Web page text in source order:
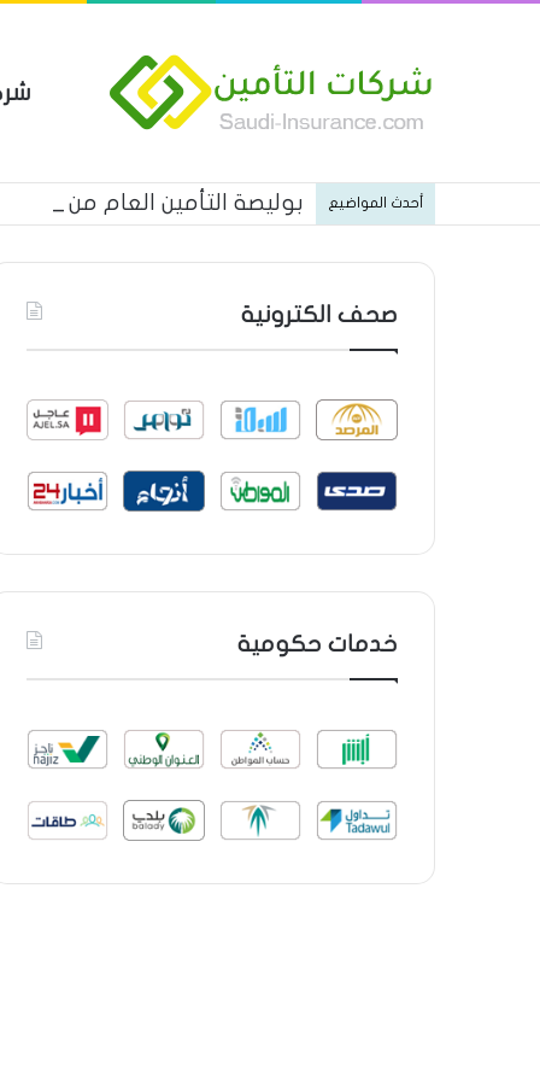
أحدث المواضيع بوليصة التأمين العام من شركة
صحف الكترونية
خدمات حكومية